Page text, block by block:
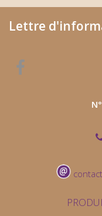
Lettre